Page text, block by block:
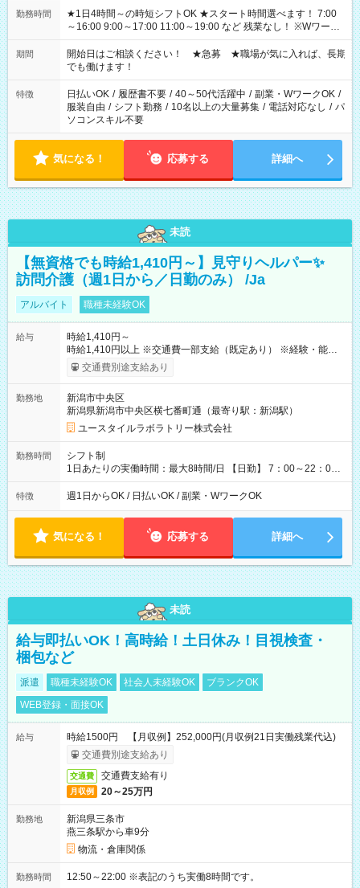
勤務時間
★1日4時間～の時短シフトOK ★スタート時間選べます！ 7:00
～16:00 9:00～17:00 11:00～19:00 など 残業なし！ ※Wワーク
の場合、他のお仕事と合わせ週40時間超の就業はご案内できま
せん ※法令に基づき、週20時間以上勤務は社会保険への加入対
象となります ※労働者派遣法（日雇い派遣の原則禁止）によ
り、短時間・短期間の就業はご案内が難しい場合があります
期間
開始日はご相談ください！ ★急募 ★職場が気に入れば、長期
でも働けます！
特徴 日払いOK / 履歴書不要 / 40～50代活躍中 / 副業・WワークOK /
服装自由 / シフト勤務 / 10名以上の大量募集 / 電話対応なし / パ
ソコンスキル不要
気になる！ 応募する 詳細へ
未読
【無資格でも時給1,410円～】見守りヘルパー✨
訪問介護（週1日から／日勤のみ） /Ja
アルバイト 職種未経験OK
給与
時給1,410円～
時給1,410円以上 ※交通費一部支給（既定あり） ※経験・能力を
考慮して決定します 【収入例】 週1回勤務の場合：1,410円×8時
間×4回=4万5,120円 週3回勤務の場合：1,410円×8時間×12回
5,600円 【試用期間】試用期間あり 試用期間の長さ：2ヶ月
※ 雇用形態と給与に、本採用時と異なる部分があります。 雇用
形態：本採用時と同じです。 給与：時給 1,050円以上
交通費別途支給あり
勤務地
新潟市中央区
新潟県新潟市中央区横七番町通（最寄り駅：新潟駅）
ユースタイルラボラトリー株式会社
勤務時間
シフト制
1日あたりの実働時間：最大8時間/日 【日勤】 7：00～22：00
の間で8時間勤務（休憩時間は法定通り） ※週1日～OK ／ 夜勤
なし ＊＊ 勤務時間例 ＊＊ ■8時から17時 ■9時から18時 ■10
定（毎週同じ曜日勤務）
特徴 週1日からOK / 日払いOK / 副業・WワークOK
気になる！ 応募する 詳細へ
未読
給与即払いOK！高時給！土日休み！目視検査・
梱包など
派遣 職種未経験OK 社会人未経験OK
ブランクOK
WEB登録・面接OK
給与
時給1500円 【月収例】252,000円(月収例21日実働残業代込)
交通費別途支給あり
交通費 交通費支給有り
月収例 20～25万円
勤務地
新潟県三条市
燕三条駅から車9分
物流・倉庫関係
勤務時間 12:50～22:00 ※表記のうち実働8時間です。